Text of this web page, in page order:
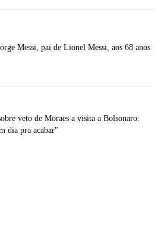
Messi, pai de Lionel Messi, aos 68 anos
veto de Moraes a visita a Bolsonaro:
dia pra acabar"